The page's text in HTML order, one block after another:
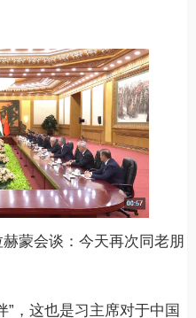
蒙会谈：今天再次同老朋
”，这也是习主席对于中国